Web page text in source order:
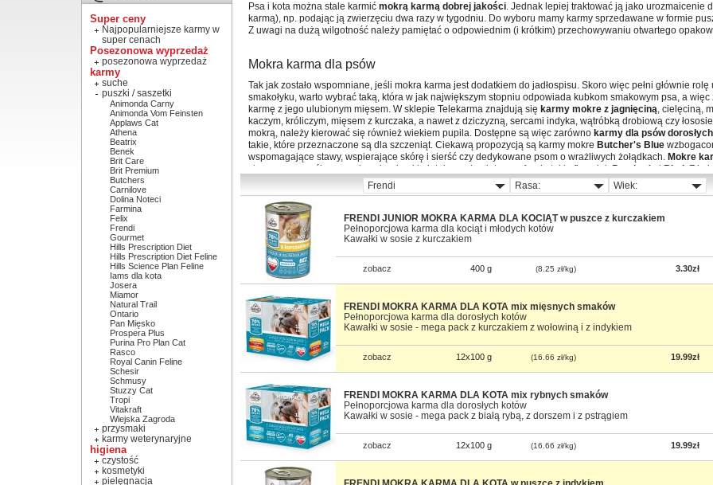
Super ceny
Najpopularniejsze karmy w
super cenach
Posezonowa wyprzedaż
posezonowa wyprzedaż
karmy
suche
puszki / saszetki
Animonda Carny
Animonda Vom Feinsten
Applaws Cat
Athena
Beatrix
Benek
Brit Care
Brit Premium
Butchers
Carnilove
Dolina Noteci
Farmina
Felix
Frendi
Gourmet
Hills Prescription Diet
Hills Prescription Diet Feline
Hills Science Plan Feline
Iams dla kota
Josera
Miamor
Natural Trail
Ontario
Pan Mięsko
Prospera Plus
Purina Pro Plan Cat
Rasco
Royal Canin Feline
Schesir
Schmusy
Stuzzy Cat
Tropi
Vitakraft
Wiejska Zagroda
przysmaki
karmy weterynaryjne
higiena
czystość
kosmetyki
pielęgnacja
Psa i kota można stale karmić mokrą karmą dobrej jakości. Jednak lepiej traktować ją jako urozmaicenie
karmą), np. podając ją zwierzęciu dwa razy w tygodniu. Do wyboru mamy karmy sprzedawane w formie
Z uwagi na dużą wilgotność należy pamiętać o odpowiednim (i krótkim) przechowywaniu otwartego
Mokra karma dla psów
Tak jak zostało wspomniane, jeśli mokra karma jest dodatkiem do jadłospisu. Skoro więc pełni głównie
smakołyku, warto wybrać taką, która w jak największym stopniu odpowiada kubkom smakowym psa, a
karmę z jego ulubionym mięsem. W sklepie Telekarma znajdują się karmy mokre z jagnięciną, cielęciną,
kaczym, króliczym, mięsem z kurczaka, a nawet z dziczyzną, sercami indyka, wątróbką drobiową czy
mokrą, należy kierować się również wiekiem pupila. Dostępne są więc zarówno karmy dla psów dorosłych
takie, które przeznaczone są dla szczeniąt. Ciekawą propozycją są karmy mokre Butcher's Blue
wspomagające stawy, wspierające skórę i sierść czy dedykowane psom o wrażliwych żołądkach. Mokre
stworzone z myślą o psach z alergiami i nietolerancją glutenu, oferują takie firmy jak Butcher's i Rinti . Z
mokre karmy przeznaczone dla konkretnych ras, np. jamników, yorków, jak i dla psów żyjących w mieście, a
kontakt z zanieczyszczonym powietrzem.
Mokra karma dla kotów
Koty słyną z dość wybrednego podniebienia, dlatego w ich przypadku dobór mokrej karmy o
szczególnego znaczenia. W sklepie Telekarma dostępne sąmokre karmy dla kotówz wołowiną,
kurczaka, indyka, królika, z indyczymi sercami, tuńczykiem, krewetkami, makrelą, sardynkami. Również w
istotne jest podawaniemokrej karmy dostosowanej do wieku zwierzęcia, jak i stanu jego zdrowia. W
znajdują się mokre karmy weterynaryjne, przeznaczone dla kotów z cukrzycą, ze skłonnością do tworzenia
moczowych, z nadwagą lub tendencją do tycia, z problemami gastrycznymi czy z chorobami nerek oraz dla
to np. produktyAnimonda Integra Protect,Purina Pro Plan Veterinary Diets
rasowych mogą zainteresowaćmokre karmy marki Royal Canin, przeznaczone dla kotów konkretnych
krótkowłosych czy Maine Coon.
FRENDI JUNIOR MOKRA KARMA DLA KOCIĄT w puszce z kurczakiem
Pełnoporcjowa karma dla kociąt i młodych kotów
Kawałki w sosie z kurczakiem
zobacz 400 g (8.25 zł/kg) 3.30zł
FRENDI MOKRA KARMA DLA KOTA mix mięsnych smaków
Pełnoporcjowa karma dla dorosłych kotów
Kawałki w sosie - mega pack z kurczakiem z wołowiną i z indykiem
zobacz 12x100 g (16.66 zł/kg) 19.99zł
FRENDI MOKRA KARMA DLA KOTA mix rybnych smaków
Pełnoporcjowa karma dla dorosłych kotów
Kawałki w sosie - mega pack z białą rybą, z dorszem i z pstrągiem
zobacz 12x100 g (16.66 zł/kg) 19.99zł